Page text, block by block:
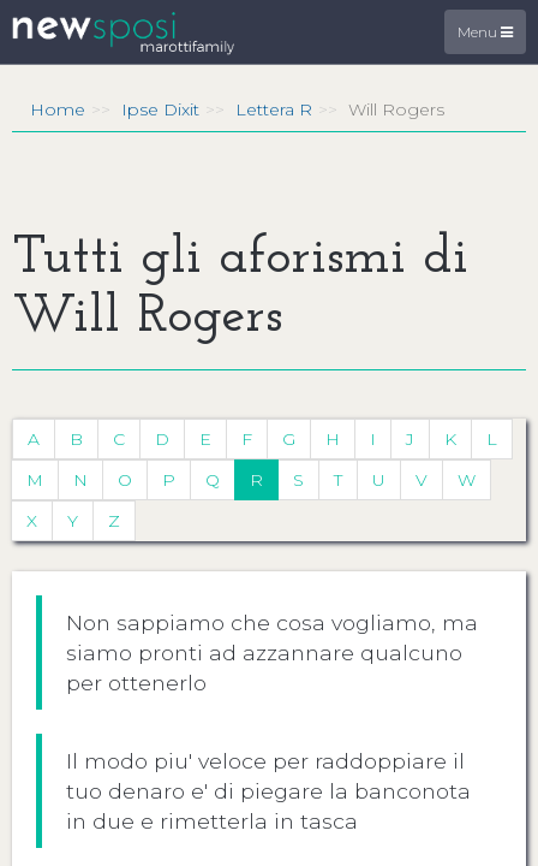
Menu
Home Ipse Dixit Lettera R Will Rogers
Tutti gli aforismi di
Will Rogers
A B C D E F G H I J K
L
M
N O P Q R S T U V
W
X
Y Z
Non sappiamo che cosa vogliamo, ma
siamo pronti ad azzannare qualcuno
per ottenerlo
Il modo piu' veloce per raddoppiare il
tuo denaro e' di piegare la banconota
in due e rimetterla in tasca